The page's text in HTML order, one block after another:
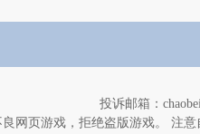
投诉邮箱：
网页游戏，拒绝盗版游戏。 注